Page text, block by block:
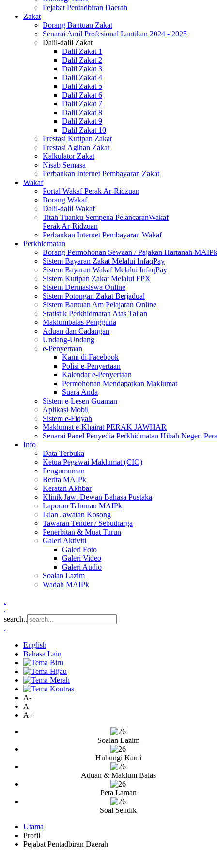
Pejabat Pentadbiran Daerah
Zakat
Borang Bantuan Zakat
Senarai Amil Profesional Lantikan 2024 - 2025
Dalil-dalil Zakat
Dalil Zakat 1
Dalil Zakat 2
Dalil Zakat 3
Dalil Zakat 4
Dalil Zakat 5
Dalil Zakat 6
Dalil Zakat 7
Dalil Zakat 8
Dalil Zakat 9
Dalil Zakat 10
Prestasi Kutipan Zakat
Prestasi Agihan Zakat
Kalkulator Zakat
Nisab Semasa
Perbankan Internet Pembayaran Zakat
Wakaf
Portal Wakaf Perak Ar-Ridzuan
Borang Wakaf
Dalil-dalil Wakaf
Titah Tuanku Sempena PelancaranWakaf
Perak Ar-Ridzuan
Perbankan Internet Pembayaran Wakaf
Perkhidmatan
Borang Permohonan Sewaan / Pajakan Hartanah MAIPk
Sistem Bayaran Zakat Melalui InfaqPay
Sistem Bayaran Wakaf Melalui InfaqPay
Sistem Kutipan Zakat Melalui FPX
Sistem Dermasiswa Online
Sistem Potongan Zakat Berjadual
Sistem Bantuan Am Pelajaran Online
Statistik Perkhidmatan Atas Talian
Maklumbalas Pengguna
Aduan dan Cadangan
Undang-Undang
e-Penyertaan
Kami di Facebook
Polisi e-Penyertaan
Kalendar e-Penyertaan
Permohonan Mendapatkan Maklumat
Suara Anda
Sistem e-Lesen Guaman
Aplikasi Mobil
Sistem e-Fidyah
Maklumat e-Khairat PERAK JAWHAR
Senarai Panel Penyedia Perkhidmatan Hibah Negeri
Info
Data Terbuka
Ketua Pegawai Maklumat (CIO)
Pengumuman
Berita MAIPk
Keratan Akhbar
Klinik Jawi Dewan Bahasa Pustaka
Laporan Tahunan MAIPk
Iklan Jawatan Kosong
Tawaran Tender / Sebutharga
Penerbitan & Muat Turun
Galeri Aktiviti
Galeri Foto
Galeri Video
Galeri Audio
Soalan Lazim
Wadah MAIPk
.
.
search..
.
English
Bahasa Lain
A-
A
A+
Soalan Lazim
Hubungi Kami
Aduan & Maklum Balas
Peta Laman
Soal Selidik
Utama
Profil
Pejabat Pentadbiran Daerah